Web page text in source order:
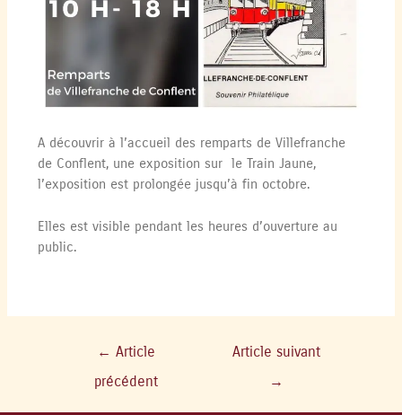
A découvrir à l’accueil des remparts de Villefranche
de Conflent, une exposition sur le Train Jaune,
l’exposition est prolongée jusqu’à fin octobre.
Elles est visible pendant les heures d’ouverture au
public.
← Article
précédent
Article suivant
→